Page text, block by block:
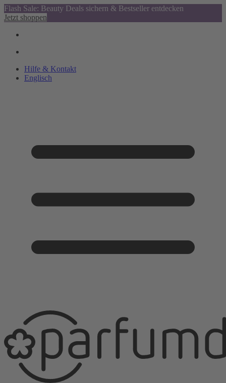
Flash Sale: Beauty Deals sichern & Bestseller entdecken
Jetzt shoppen
Hilfe & Kontakt
Englisch